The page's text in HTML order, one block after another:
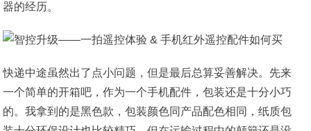
器的经历。
快递中途虽然出了点小问题，但是最后总算妥善解决。先来
一个简单的开箱吧，作为一个手机配件，包装还是十分小巧
的。我拿到的是黑色款，包装颜色同产品配色相同，纸质包